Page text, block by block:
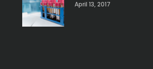
April 13, 2017